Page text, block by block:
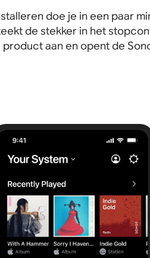
doe je in een paar
de stekker in het
product aan en opent de